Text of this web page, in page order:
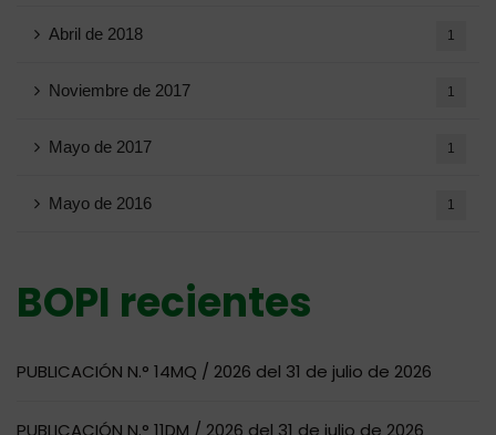
Abril de 2018 1
Noviembre de 2017 1
Mayo de 2017 1
Mayo de 2016 1
BOPI recientes
PUBLICACIÓN N.° 14MQ / 2026 del 31 de julio de 2026
PUBLICACIÓN N.° 11DM / 2026 del 31 de julio de 2026